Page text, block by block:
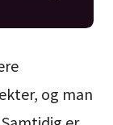
og man